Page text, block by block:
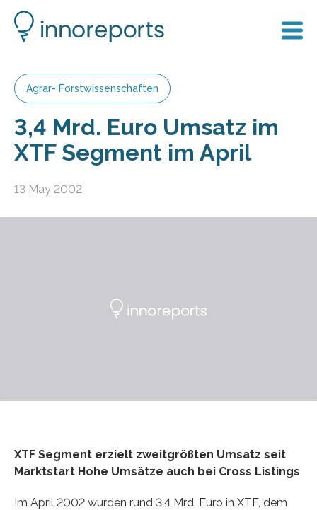
Agrar- Forstwissenschaften
3,4 Mrd. Euro Umsatz im
XTF Segment im April
13 May 2002
XTF Segment erzielt zweitgrößten Umsatz seit
Marktstart Hohe Umsätze auch bei Cross Listings
Im April 2002 wurden rund 3,4 Mrd. Euro in XTF, dem